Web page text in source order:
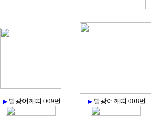
▶발광어깨띠 009번 ▶발광어깨띠 008번